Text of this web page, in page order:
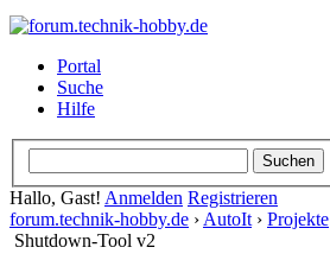
Portal
Suche
Hilfe
Hallo, Gast! Anmelden Registrieren
forum.technik-hobby.de › AutoIt › Projekte
Shutdown-Tool v2